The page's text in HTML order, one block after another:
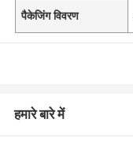
पैकेजिंग विवरण
हमारे बारे में